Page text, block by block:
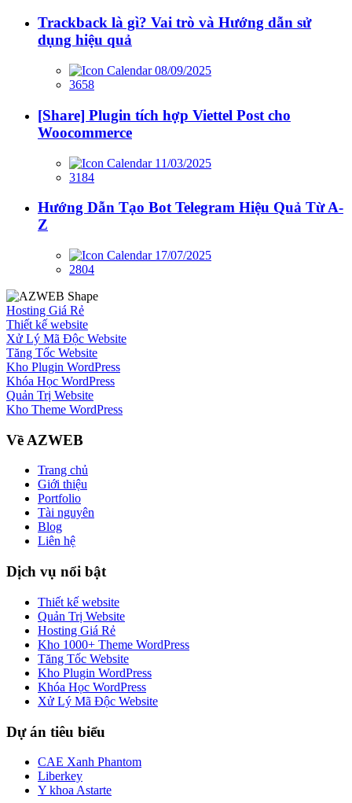
Trackback là gì? Vai trò và Hướng dẫn sử
dụng hiệu quả
08/09/2025
3658
[Share] Plugin tích hợp Viettel Post cho
Woocommerce
11/03/2025
3184
Hướng Dẫn Tạo Bot Telegram Hiệu Quả Từ A-
Z
17/07/2025
2804
Hosting Giá Rẻ
Thiết kế website
Xử Lý Mã Độc Website
Tăng Tốc Website
Kho Plugin WordPress
Khóa Học WordPress
Quản Trị Website
Kho Theme WordPress
Về AZWEB
Trang chủ
Giới thiệu
Portfolio
Tài nguyên
Blog
Liên hệ
Dịch vụ nổi bật
Thiết kế website
Quản Trị Website
Hosting Giá Rẻ
Kho 1000+ Theme WordPress
Tăng Tốc Website
Kho Plugin WordPress
Khóa Học WordPress
Xử Lý Mã Độc Website
Dự án tiêu biểu
CAE Xanh Phantom
Liberkey
Y khoa Astarte